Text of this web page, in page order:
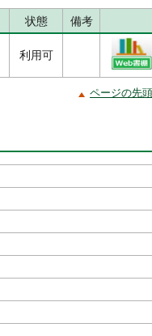
状態 備考
利用可
ページの先